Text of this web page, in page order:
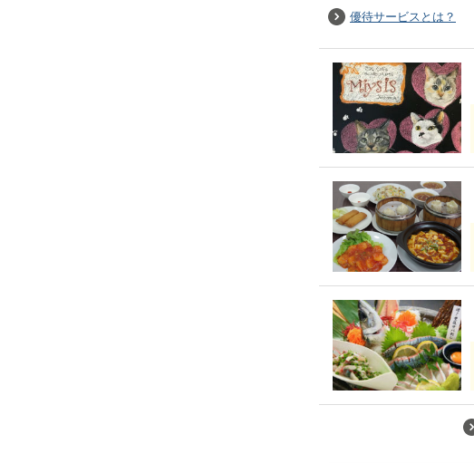
優待サービスとは？